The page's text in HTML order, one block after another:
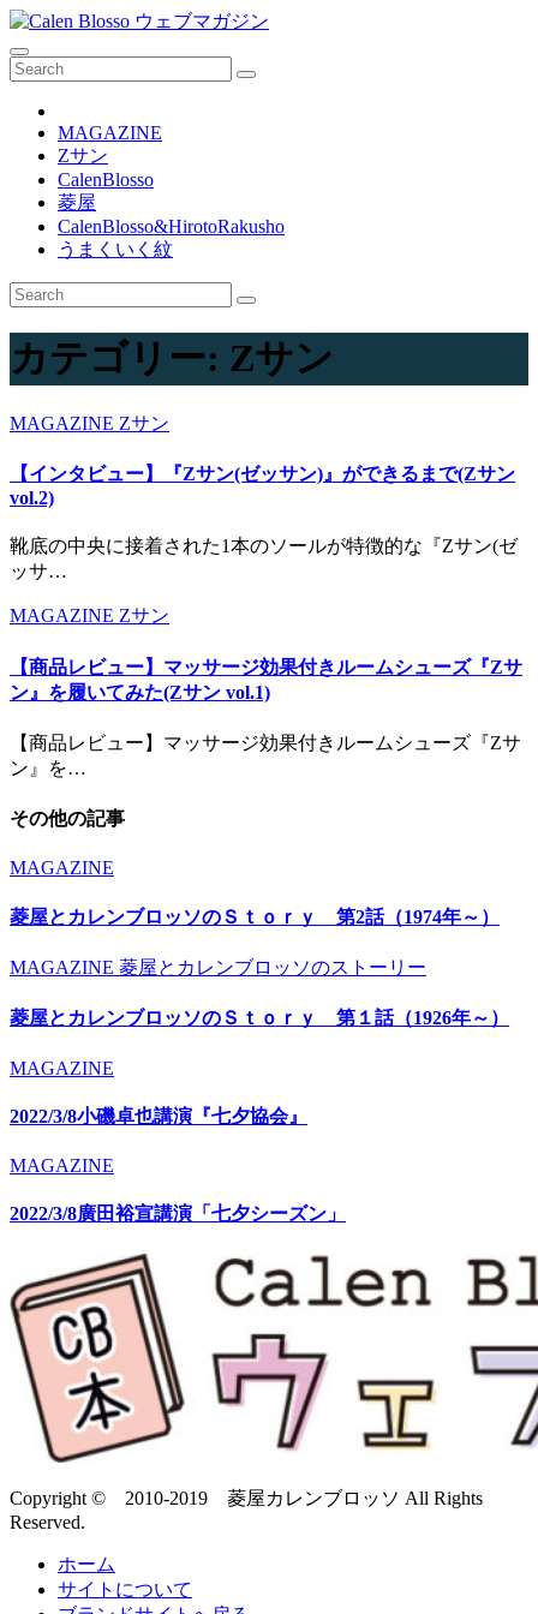
コ
ン
テ
MAGAZINE
Zサン
CalenBlosso
菱屋
CalenBlosso&HirotoRakusho
うまくいく紋
カテゴリー: Zサン
MAGAZINE Zサン
【インタビュー】『Zサン(ゼッサン)』ができるまで(Zサン
vol.2)
靴底の中央に接着された1本のソールが特徴的な『Zサン(ゼ
ッサ…
MAGAZINE Zサン
【商品レビュー】マッサージ効果付きルームシューズ『Zサ
ン』を履いてみた(Zサン vol.1)
【商品レビュー】マッサージ効果付きルームシューズ『Zサ
ン』を…
その他の記事
MAGAZINE
菱屋とカレンブロッソのＳｔｏｒｙ 第2話（1974年～）
MAGAZINE 菱屋とカレンブロッソのストーリー
菱屋とカレンブロッソのＳｔｏｒｙ 第１話（1926年～）
MAGAZINE
2022/3/8小磯卓也講演『七夕協会』
MAGAZINE
2022/3/8廣田裕宣講演「七夕シーズン」
Copyright © 2010-2019 菱屋カレンブロッソ All Rights
Reserved.
ホーム
サイトについて